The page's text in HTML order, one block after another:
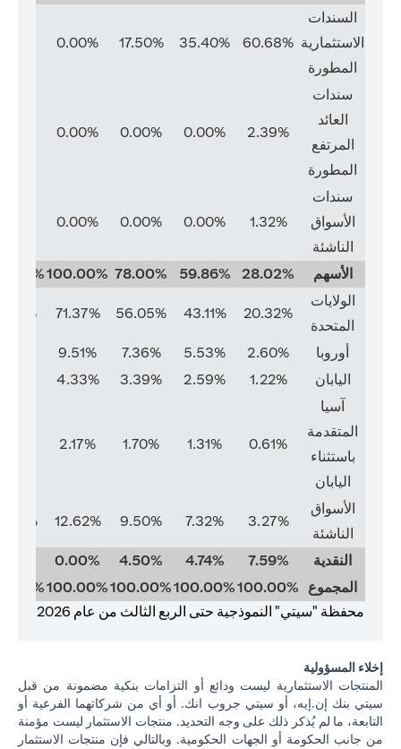
السندات
الاستثمارية
المطورة
60.68%
35.40%
17.50%
0.00%
سندات
العائد
المرتفع
المطورة
2.39%
0.00%
0.00%
0.00%
سندات
الأسواق
الناشئة
1.32%
0.00%
0.00%
0.00%
الأسهم 28.02%
59.86%
78.00%
100.00%
الولايات
المتحدة
20.32%
43.11%
56.05%
71.37%
أوروبا 2.60%
5.53%
7.36%
9.51%
اليابان
1.22%
2.59%
3.39%
4.33%
آسيا
المتقدمة
باستثناء
اليابان
0.61%
1.31%
1.70%
2.17%
الأسواق
الناشئة
3.27%
7.32%
9.50%
12.62%
النقدية 7.59%
4.74%
4.50%
0.00%
المجموع
100.00%
100.00%
100.00%
100.00%
محفظة "سيتي" النموذجية حتى الربع الثالث من عام 2026
إخلاء المسؤولية
المنتجات الاستثمارية ليست ودائع أو التزامات بنكية مضمونة من قبل
سيتي بنك إن.إيه، أو سيتي جروب انك. أو أي من شركاتهما الفرعية أو
التابعة، ما لم يُذكر ذلك على وجه التحديد. منتجات الاستثمار ليست مؤمنة
من جانب الحكومة أو الجهات الحكومية. وبالتالي فإن منتجات الاستثمار